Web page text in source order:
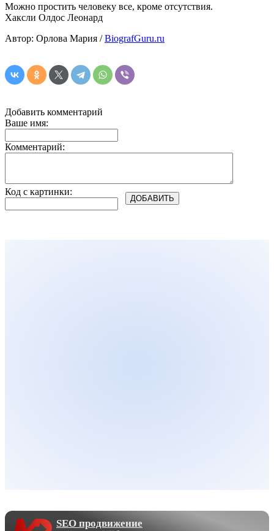
Можно простить человеку все, кроме отсутствия.
Хаксли Олдос Леонард
Автор: Орлова Мария /BiografGuru.ru
Добавить комментарий
Ваше имя:
Комментарий:
Код с картинки:
SEO продвижение